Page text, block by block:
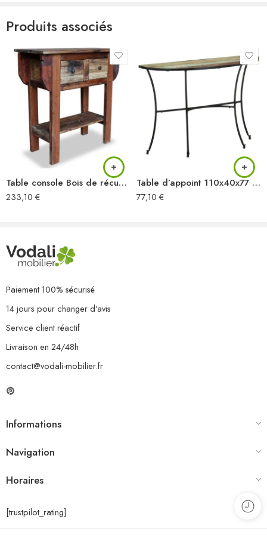
Produits associés
Table console Bois de récupération massif 80 x 35 x 80 cm
233,10 €
Table d’appoint 110x40x77 cm Bois de récupération massif
77,10 €
Paiement 100% sécurisé
14 jours pour changer d'avis
Service client réactif
Livraison en 24/48h
contact@vodali-mobilier.fr
Informations
Navigation
Horaires
[trustpilot_rating]